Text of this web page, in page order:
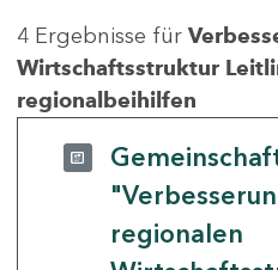
4 Ergebnisse für
Wirtschaftsstruktur
regionalbeihilfen
regionalen